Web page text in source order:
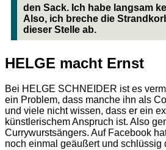
den Sack. Ich habe langsam
Also, ich breche die
dieser Stelle ab.
HELGE macht Ernst
Bei HELGE SCHNEIDER ist es
ein Problem, dass manche ihn als
und viele nicht wissen, dass er ein
künstlerischem Anspruch ist. Also
Currywurstsängers. Auf Facebook
noch einmal geäußert und schlüssig